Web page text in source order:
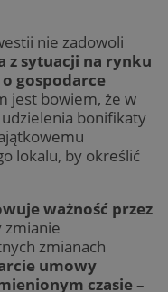
nie zadowoli
z sytuacji na rynku
gospodarce
jest bowiem, że w
bonifikaty
lokalu, by określić
ważność przez
zmianie
zmianach
umowy
czasie–